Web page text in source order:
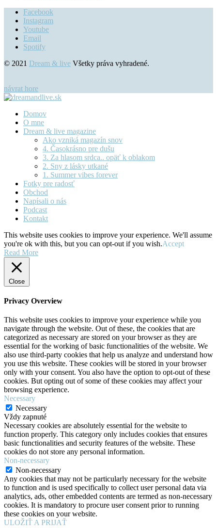
Facebook
Instagram
Youtube
Email
Spotify
© 2021 Dream & live Všetky práva vyhradené.
návrat hore
Domov
O mne
Dream & live magazine
Ako vzniká magazín snov
4. Časokrásno pre dušu
3. Za hlasom srdca.. opäť k oblakom
2. Sny z lásky utkané
1. Summer vibes forever
Fotky pre radosť
Obchod
Napísali o nás
Podcast
Kontakt
This website uses cookies to improve your experience. We'll assume
you're ok with this, but you can opt-out if you wish.Accept
Read More
Close
Privacy Overview
This website uses cookies to improve your experience while you
navigate through the website. Out of these, the cookies that are
categorized as necessary are stored on your browser as they are
essential for the working of basic functionalities of the website. We
also use third-party cookies that help us analyze and understand how
you use this website. These cookies will be stored in your browser
only with your consent. You also have the option to opt-out of these
cookies. But opting out of some of these cookies may affect your
browsing experience.
Necessary
Necessary
Vždy zapnuté
Necessary cookies are absolutely essential for the website to
function properly. This category only includes cookies that ensures
basic functionalities and security features of the website. These
cookies do not store any personal information.
Non-necessary
Non-necessary
Any cookies that may not be particularly necessary for the website
to function and is used specifically to collect user personal data via
analytics, ads, other embedded contents are termed as non-necessary
cookies. It is mandatory to procure user consent prior to running
these cookies on your website.
ULOŽIŤ A PRIJAŤ